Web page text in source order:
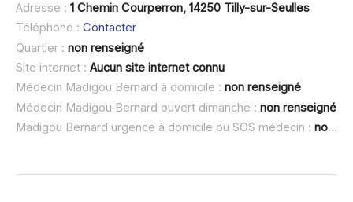
Adresse : 1 Chemin Courperron, 14250 Tilly-sur-Seulles
Téléphone : Contacter
Quartier : non renseigné
Site internet : Aucun site internet connu
Médecin Madigou Bernard à domicile : non renseigné
Médecin Madigou Bernard ouvert dimanche : non renseigné
Madigou Bernard urgence à domicile ou SOS médecin : non renseigné